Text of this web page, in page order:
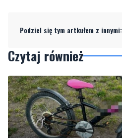
Podziel się tym artkułem z innymi:
Czytaj również